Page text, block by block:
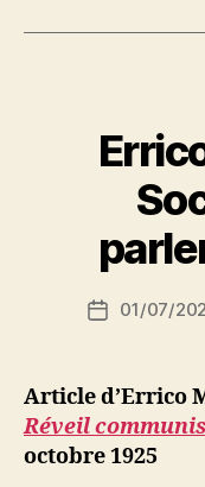
Date01/07/
Article d’Errico
Réveil
octobre 1925